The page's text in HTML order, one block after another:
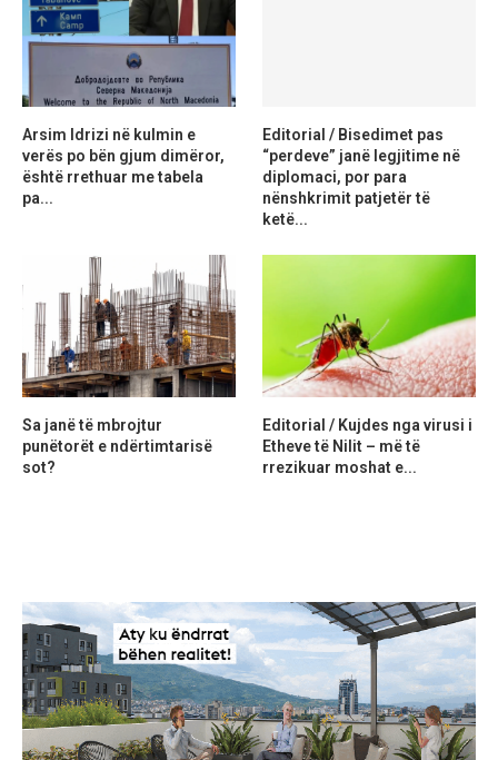
Arsim Idrizi në kulmin e
verës po bën gjum dimëror,
është rrethuar me tabela
pa...
Editorial / Bisedimet pas
“perdeve” janë legjitime në
diplomaci, por para
nënshkrimit patjetër të
ketë...
Sa janë të mbrojtur
punëtorët e ndërtimtarisë
sot?
Editorial / Kujdes nga virusi i
Etheve të Nilit – më të
rrezikuar moshat e...